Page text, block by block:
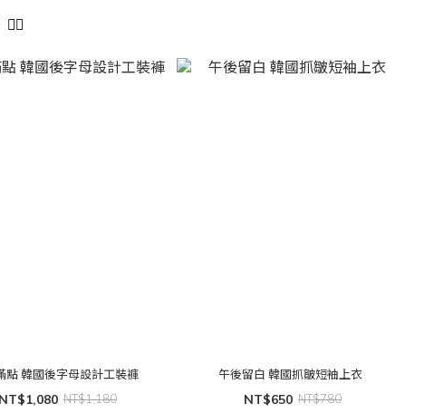
點 韓國後字母設計工裝褲
NT$1,080 NT$1,180
午後留白 韓國抓皺短袖上衣
NT$650 NT$780